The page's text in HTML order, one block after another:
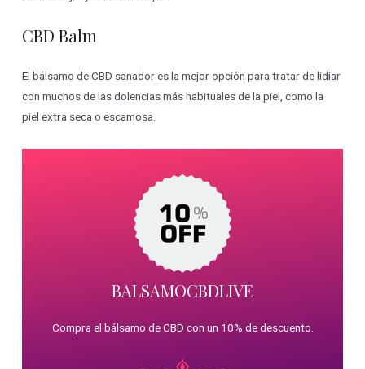
CBD Balm
El bálsamo de CBD sanador es la mejor opción para tratar de lidiar
con muchos de las dolencias más habituales de la piel, como la
piel extra seca o escamosa.
BALSAMOCBDLIVE
Compra el bálsamo de CBD con un 10% de descuento.